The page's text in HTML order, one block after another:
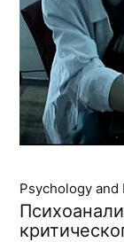
Psychology and